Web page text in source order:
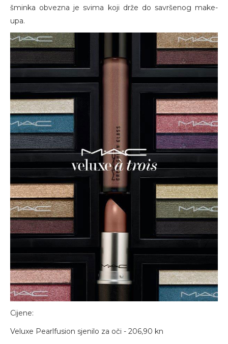
šminka obvezna je svima koji drže do savršenog make-
upa.
Cijene:
Veluxe Pearlfusion sjenilo za oči - 206,90 kn